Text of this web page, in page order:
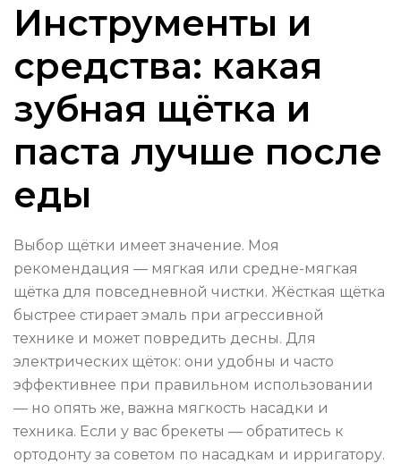
Инструменты и
средства: какая
зубная щётка и
паста лучше после
еды
Выбор щётки имеет значение. Моя
рекомендация — мягкая или средне-мягкая
щётка для повседневной чистки. Жёсткая щётка
быстрее стирает эмаль при агрессивной
технике и может повредить десны. Для
электрических щёток: они удобны и часто
эффективнее при правильном использовании
— но опять же, важна мягкость насадки и
техника. Если у вас брекеты — обратитесь к
ортодонту за советом по насадкам и ирригатору.